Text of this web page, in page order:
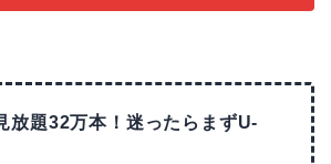
放題32万本！迷ったらまずU-